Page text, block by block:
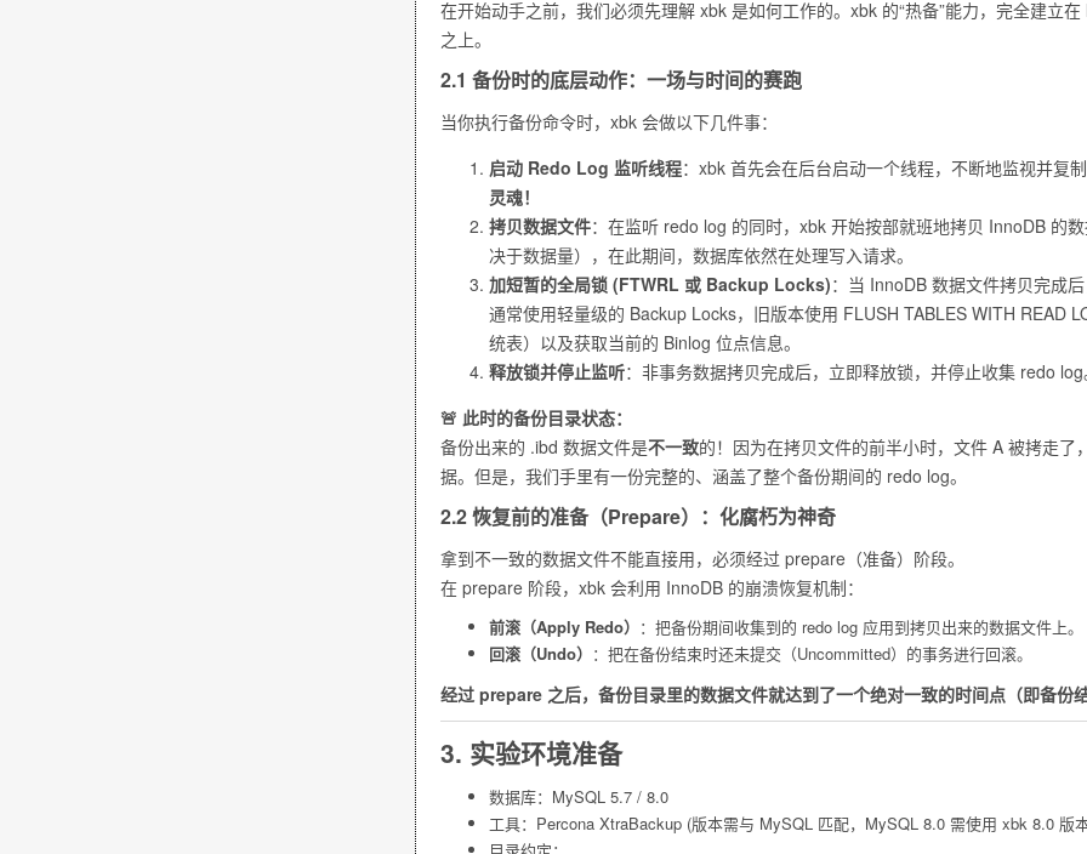
在开始动手之前，我们必须先理解 xbk 是如何工作的。xbk 的“热备”能力，完全建立在
之上。
2.1 备份时的底层动作：一场与时间的赛跑
当你执行备份命令时，xbk 会做以下几件事：
启动 Redo Log 监听线程：xbk 首先会在后台启动一个线程，不断地监视并复
灵魂！
拷贝数据文件：在监听 redo log 的同时，xbk 开始按部就班地拷贝 InnoDB 的
决于数据量），在此期间，数据库依然在处理写入请求。
加短暂的全局锁 (FTWRL 或 Backup Locks)：当 InnoDB 数据文件拷贝完成
通常使用轻量级的 Backup Locks，旧版本使用 FLUSH TABLES WITH READ
统表）以及获取当前的 Binlog 位点信息。
释放锁并停止监听：非事务数据拷贝完成后，立即释放锁，并停止收集 redo
🚨 此时的备份目录状态：
备份出来的 .ibd 数据文件是不一致的！因为在拷贝文件的前半小时，文件 A 被拷走
据。但是，我们手里有一份完整的、涵盖了整个备份期间的 redo log。
2.2 恢复前的准备（Prepare）：化腐朽为神奇
拿到不一致的数据文件不能直接用，必须经过 prepare （准备）阶段。
在 prepare 阶段，xbk 会利用 InnoDB 的崩溃恢复机制：
前滚（Apply Redo） ：把备份期间收集到的 redo log 应用到拷贝出来的数据文件上。
回滚（Undo） ：把在备份结束时还未提交（Uncommitted）的事务进行回滚。
经过 prepare 之后，备份目录里的数据文件就达到了一个绝对一致的时间点（即备份
3. 实验环境准备
数据库：MySQL 5.7 / 8.0
工具：Percona XtraBackup (版本需与 MySQL 匹配，MySQL 8.0 需使用 xbk 8.0 版